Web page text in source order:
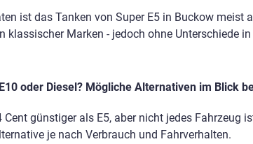
ist das Tanken von Super E5 in Buckow
klassischer Marken - jedoch ohne
oder Diesel? Mögliche Alternativen im Blick
Cent günstiger als E5, aber nicht jedes
je nach Verbrauch und Fahrverhalten.